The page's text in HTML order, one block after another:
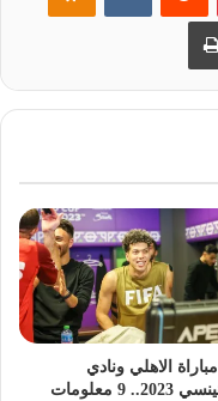
سيتم انعقاده فيطباعة
الاهلي ونادي
فلومينينسي 2023.. 9 معلومات